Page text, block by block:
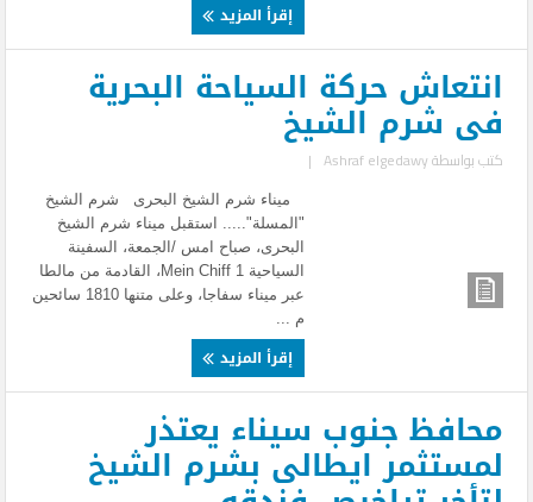
إقرأ المزيد
انتعاش حركة السياحة البحرية
فى شرم الشيخ
كتب بواسطةAshraf elgedawy
|
ميناء شرم الشيخ البحرى شرم الشيخ
"المسلة"..... استقبل ميناء شرم الشيخ
البحرى، صباح امس /الجمعة، السفينة
السياحية 1 Mein Chiff، القادمة من مالطا
عبر ميناء سفاجا، وعلى متنها 1810 سائحين
م ...
إقرأ المزيد
محافظ جنوب سيناء يعتذر
لمستثمر ايطالى بشرم الشيخ